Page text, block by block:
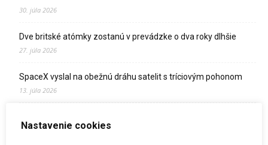
30. júla 2026
Dve britské atómky zostanú v prevádzke o dva roky dlhšie
27. júla 2026
SpaceX vyslal na obežnú dráhu satelit s tríciovým pohonom
13. júla 2026
2. júla 2026
Nastavenie cookies